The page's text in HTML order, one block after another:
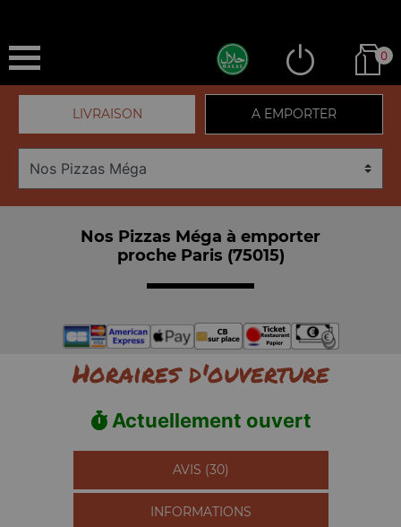
0
LIVRAISON A EMPORTER
Nos Pizzas Méga à emporter
proche Paris (75015)
Horaires d'ouverture
Actuellement ouvert
AVIS (30)
INFORMATIONS